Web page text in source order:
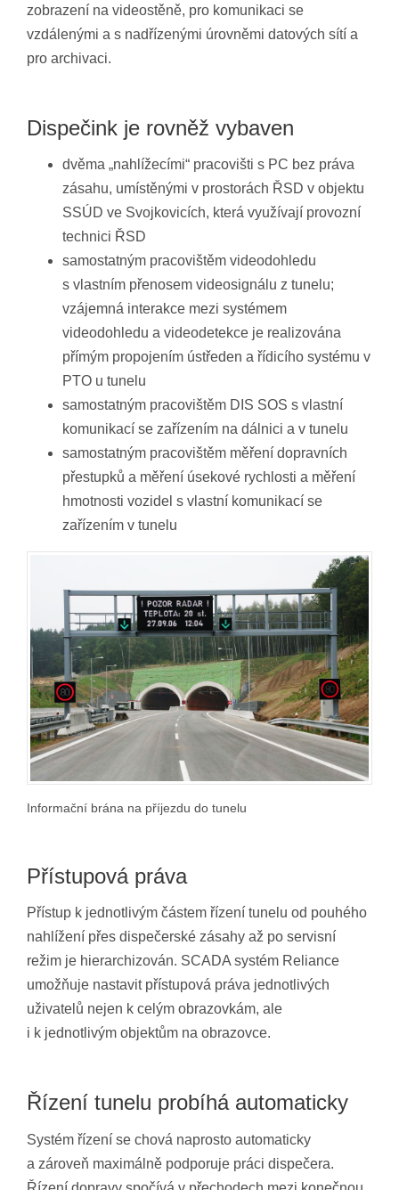
zobrazení na videostěně, pro komunikaci se
vzdálenými a s nadřízenými úrovněmi datových sítí a
pro archivaci.
Dispečink je rovněž vybaven
dvěma „nahlížecími“ pracovišti s PC bez práva
zásahu, umístěnými v prostorách ŘSD v objektu
SSÚD ve Svojkovicích, která využívají provozní
technici ŘSD
samostatným pracovištěm videodohledu
s vlastním přenosem videosignálu z tunelu;
vzájemná interakce mezi systémem
videodohledu a videodetekce je realizována
přímým propojením ústředen a řídicího systému v
PTO u tunelu
samostatným pracovištěm DIS SOS s vlastní
komunikací se zařízením na dálnici a v tunelu
samostatným pracovištěm měření dopravních
přestupků a měření úsekové rychlosti a měření
hmotnosti vozidel s vlastní komunikací se
zařízením v tunelu
Informační brána na příjezdu do tunelu
Přístupová práva
Přístup k jednotlivým částem řízení tunelu od pouhého
nahlížení přes dispečerské zásahy až po servisní
režim je hierarchizován. SCADA systém Reliance
umožňuje nastavit přístupová práva jednotlivých
uživatelů nejen k celým obrazovkám, ale
i k jednotlivým objektům na obrazovce.
Řízení tunelu probíhá automaticky
Systém řízení se chová naprosto automaticky
a zároveň maximálně podporuje práci dispečera.